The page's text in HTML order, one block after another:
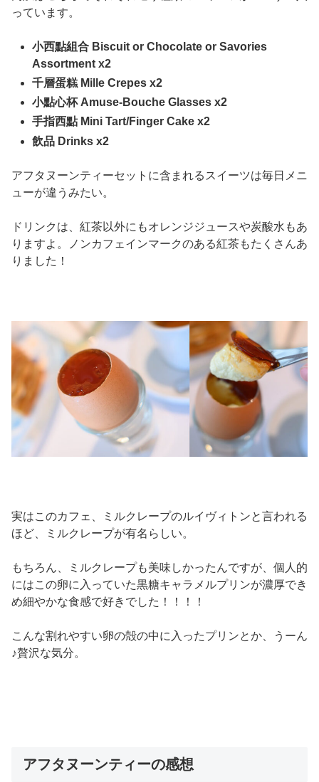
っています。
小西點組合 Biscuit or Chocolate or Savories
Assortment x2
千層蛋糕 Mille Crepes x2
小點心杯 Amuse-Bouche Glasses x2
手指西點 Mini Tart/Finger Cake x2
飲品 Drinks x2
アフタヌーンティーセットに含まれるスイーツは毎日メニ
ューが違うみたい。
ドリンクは、紅茶以外にもオレンジジュースや炭酸水もあ
りますよ。ノンカフェインマークのある紅茶もたくさんあ
りました！
実はこのカフェ、ミルクレープのルイヴィトンと言われる
ほど、ミルクレープが有名らしい。
もちろん、ミルクレープも美味しかったんですが、個人的
にはこの卵に入っていた黒糖キャラメルプリンが濃厚でき
め細やかな食感で好きでした！！！！
こんな割れやすい卵の殻の中に入ったプリンとか、うーん
♪贅沢な気分。
アフタヌーンティーの感想